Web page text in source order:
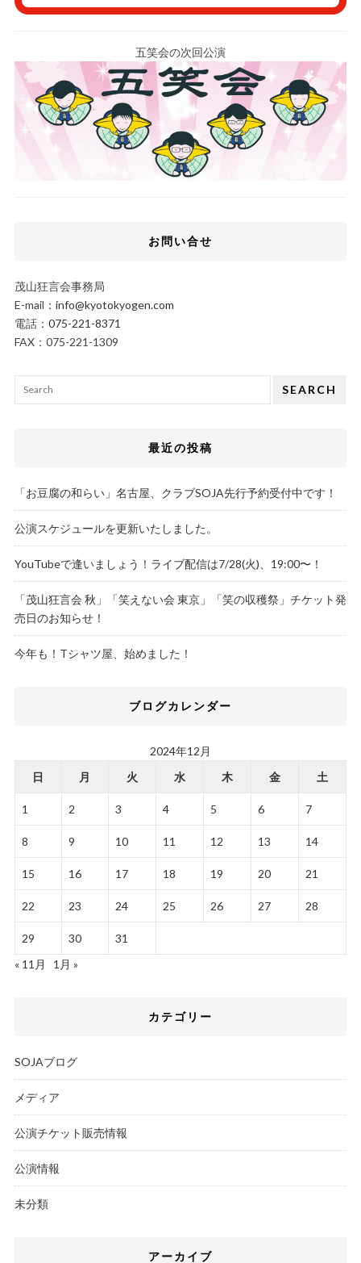
五笑会の次回公演
お問い合せ
茂山狂言会事務局
E-mail： info@kyotokyogen.com
電話： 075-221-8371
FAX：075-221-1309
SEARCH
最近の投稿
「お豆腐の和らい」名古屋、クラブSOJA先行予約受付中です！
公演スケジュールを更新いたしました。
YouTubeで逢いましょう！ライブ配信は7/28(火)、19:00〜！
「茂山狂言会 秋」「笑えない会 東京」「笑の収穫祭」チケット発
売日のお知らせ！
今年も！Tシャツ屋、始めました！
ブログカレンダー
2024年12月
日
月 火 水 木 金 土
1 2 3 4 5 6 7
8 9 10 11 12 13 14
15 16 17 18 19 20 21
22 23 24 25 26 27 28
29 30
31
« 11月
1月 »
カテゴリー
SOJAブログ
メディア
公演チケット販売情報
公演情報
未分類
アーカイブ